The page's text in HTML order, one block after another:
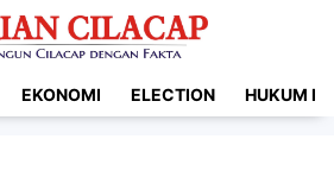
EKONOMI ELECTION HUKUM